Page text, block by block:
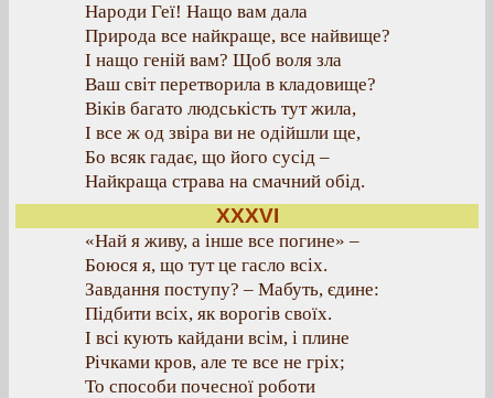
Народи Геї! Нащо вам дала
Природа все найкраще, все найвище?
І нащо геній вам? Щоб воля зла
Ваш світ перетворила в кладовище?
Віків багато людськість тут жила,
І все ж од звіра ви не одійшли ще,
Бо всяк гадає, що його сусід –
Найкраща страва на смачний обід.
XXXVI
«Най я живу, а інше все погине» –
Боюся я, що тут це гасло всіх.
Завдання поступу? – Мабуть, єдине:
Підбити всіх, як ворогів своїх.
І всі кують кайдани всім, і плине
Річками кров, але те все не гріх;
То способи почесної роботи